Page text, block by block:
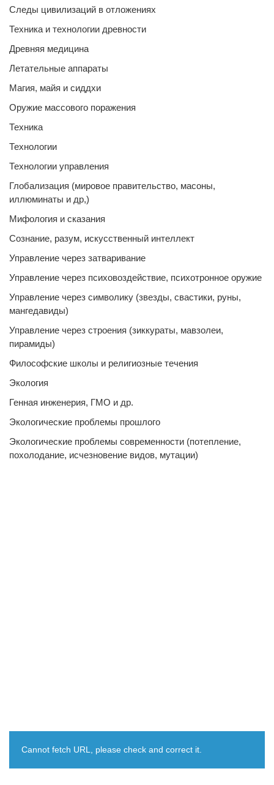
Следы цивилизаций в отложениях
Техника и технологии древности
Древняя медицина
Летательные аппараты
Магия, майя и сиддхи
Оружие массового поражения
Техника
Технологии
Технологии управления
Глобализация (мировое правительство, масоны,
иллюминаты и др,)
Мифология и сказания
Сознание, разум, искусственный интеллект
Управление через затваривание
Управление через психовоздействие, психотронное оружие
Управление через символику (звезды, свастики, руны,
мангедавиды)
Управление через строения (зиккураты, мавзолеи,
пирамиды)
Философские школы и религиозные течения
Экология
Генная инженерия, ГМО и др.
Экологические проблемы прошлого
Экологические проблемы современности (потепление,
похолодание, исчезновение видов, мутации)
Cannot fetch URL, please check and correct it.